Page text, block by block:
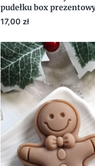
pudełku box
kwiat upominek prezent
DZIEŃ KOBIET
Cena
17,00 zł